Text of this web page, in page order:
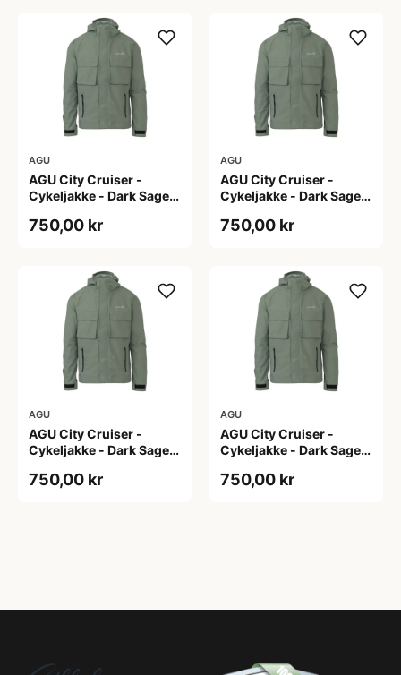
AGU
AGU City Cruiser -
Cykeljakke - Dark Sage -
750,00 kr
AGU
AGU City Cruiser -
Cykeljakke - Dark Sage -
750,00 kr
AGU
AGU City Cruiser -
Cykeljakke - Dark Sage -
750,00 kr
AGU
AGU City Cruiser -
Cykeljakke - Dark Sage -
750,00 kr